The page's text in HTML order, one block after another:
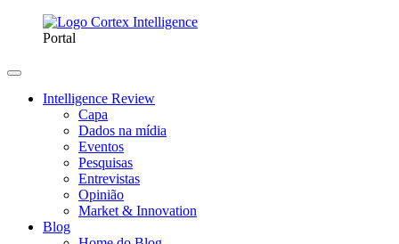
Portal
Intelligence Review
Capa
Dados na mídia
Eventos
Pesquisas
Entrevistas
Opinião
Market & Innovation
Blog